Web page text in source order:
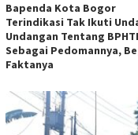
Bapenda Kota Bogor
Terindikasi Tak Ikuti
Undangan Tentang
Sebagai Pedomannya,
Faktanya